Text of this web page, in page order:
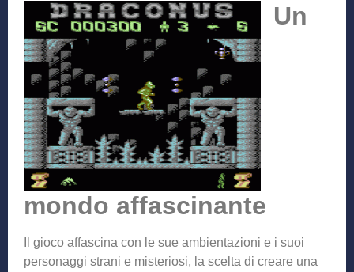
Un
mondo affascinante
Il gioco affascina con le sue ambientazioni e i suoi
personaggi strani e misteriosi, la scelta di creare una